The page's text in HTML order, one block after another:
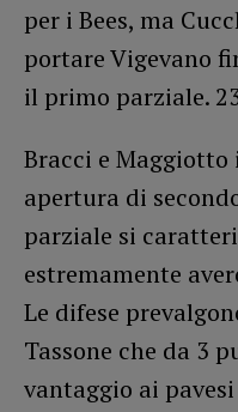
per i Bees, ma
portare Vigevano
il primo parziale.
Bracci e
apertura di
parziale si
estremamente
Le difese
Tassone che da 3
vantaggio ai pavesi